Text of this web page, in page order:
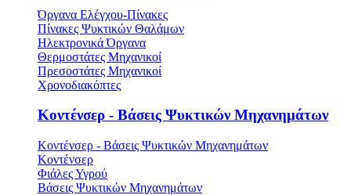
Όργανα Ελέγχου-Πίνακες
Πίνακες Ψυκτικών Θαλάμων
Ηλεκτρονικά Όργανα
Θερμοστάτες Μηχανικοί
Πρεσοστάτες Μηχανικοί
Χρονοδιακόπτες
Κοντένσερ - Βάσεις Ψυκτικών Μηχανημάτων
Κοντένσερ - Βάσεις Ψυκτικών Μηχανημάτων
Κοντένσερ
Φιάλες Υγρού
Βάσεις Ψυκτικών Μηχανημάτων